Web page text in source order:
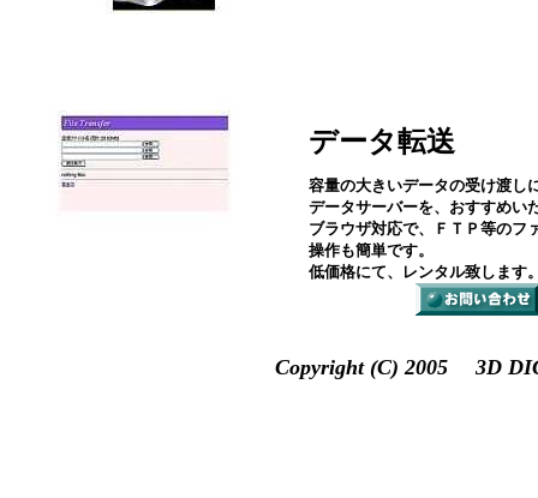
データ転送
容量の大きいデータの受け渡し
データサーバーを、おすすめい
ブラウザ対応で、ＦＴＰ等のフ
操作も簡単です。
低価格にて、レンタル致します
Copyright (C) 2005 3D